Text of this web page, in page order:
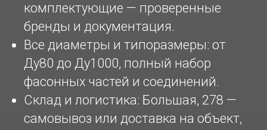
комплектующие — проверенные
бренды и документация.
Все диаметры и типоразмеры: от
Ду80 до Ду1000, полный набор
фасонных частей и соединений.
Склад и логистика: Большая, 278 —
самовывоз или доставка на объект,